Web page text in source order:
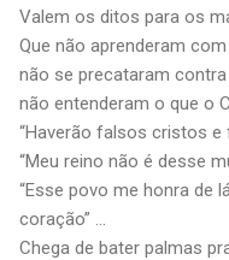
Valem os ditos para os
Que não aprenderam com
não se precataram
não entenderam o que o
“Haverão falsos cristos
“Meu reino não é desse
“Esse povo me honra de
coração” …
Chega de bater palmas